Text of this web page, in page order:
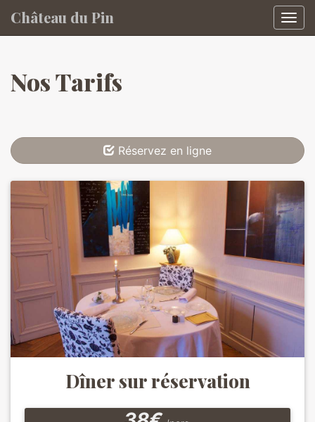
Château du Pin
Nos Tarifs
Réservez en ligne
Dîner sur réservation